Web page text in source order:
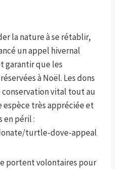
la nature à se rétablir,
un appel hivernal
garantir que les
à Noël. Les dons
vital tout au
très appréciée et
en péril :
turtle-dove-appeal
portent volontaires pour